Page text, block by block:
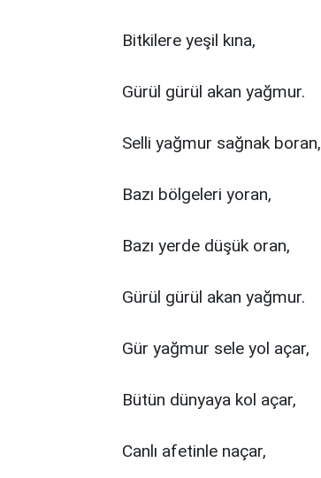
Bitkilere yeşil kına,
Gürül gürül akan yağmur.
Selli yağmur sağnak boran,
Bazı bölgeleri yoran,
Bazı yerde düşük oran,
Gürül gürül akan yağmur.
Gür yağmur sele yol açar,
Bütün dünyaya kol açar,
Canlı afetinle naçar,